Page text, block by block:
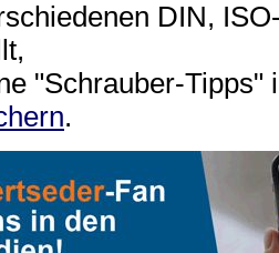
DIN,
"Schrauber-Tipps"
.